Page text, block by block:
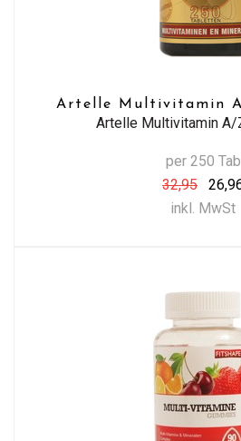
Artelle Multivitamin
Artelle Multivitamin A/
per 250 Tab
32,95
inkl. MwSt